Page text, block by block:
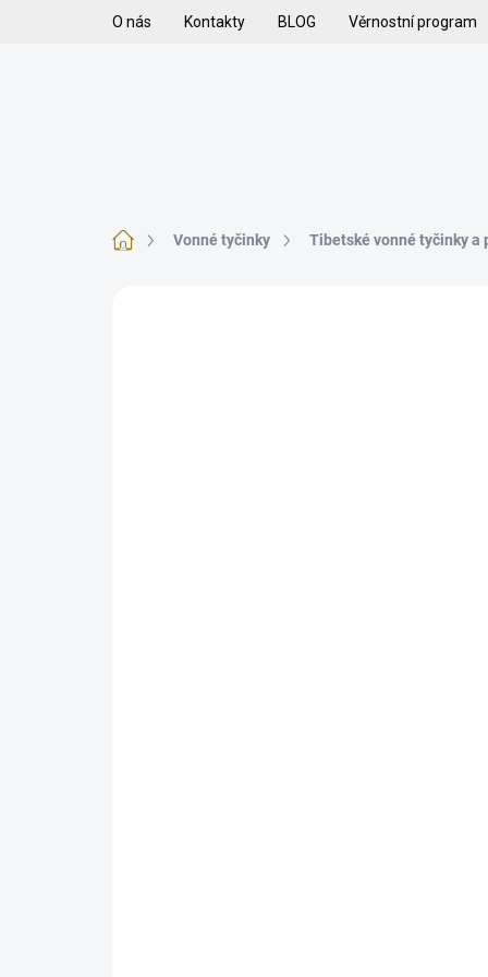
O nás Kontakty BLOG Věrnostní program
Domů Vonné tyčinky Tibetské vonné tyčinky a